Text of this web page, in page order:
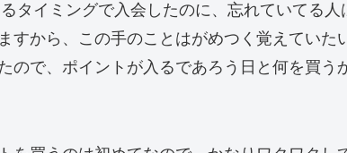
タイミングで入会したのに、忘れていてる人
すから、この手のことはがめつく覚えていた
ので、ポイントが入るであろう日と何を買う